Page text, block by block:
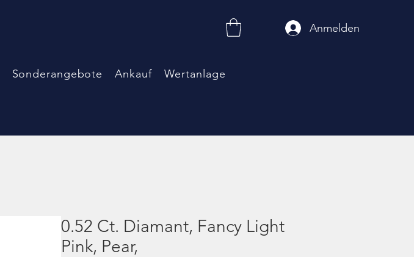
Anmelden
Sonderangebote Ankauf Wertanlage
0.52 Ct. Diamant, Fancy Light
Pink, Pear,